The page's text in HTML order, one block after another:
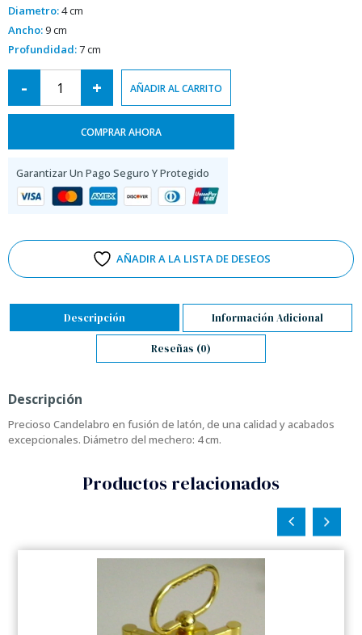
Diametro:4 cm
Ancho: 9 cm
Profundidad:7 cm
- + AÑADIR AL CARRITO
COMPRAR AHORA
Garantizar Un Pago Seguro Y Protegido
Alternative:
AÑADIR A LA LISTA DE DESEOS
Descripción Información Adicional
Reseñas (0)
Descripción
Precioso Candelabro en fusión de latón, de una calidad y acabados
excepcionales. Diámetro del mechero: 4 cm.
Productos relacionados